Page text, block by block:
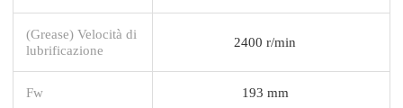
(Grease) Velocità di
lubrificazione
2400 r/min
Fw 193 mm